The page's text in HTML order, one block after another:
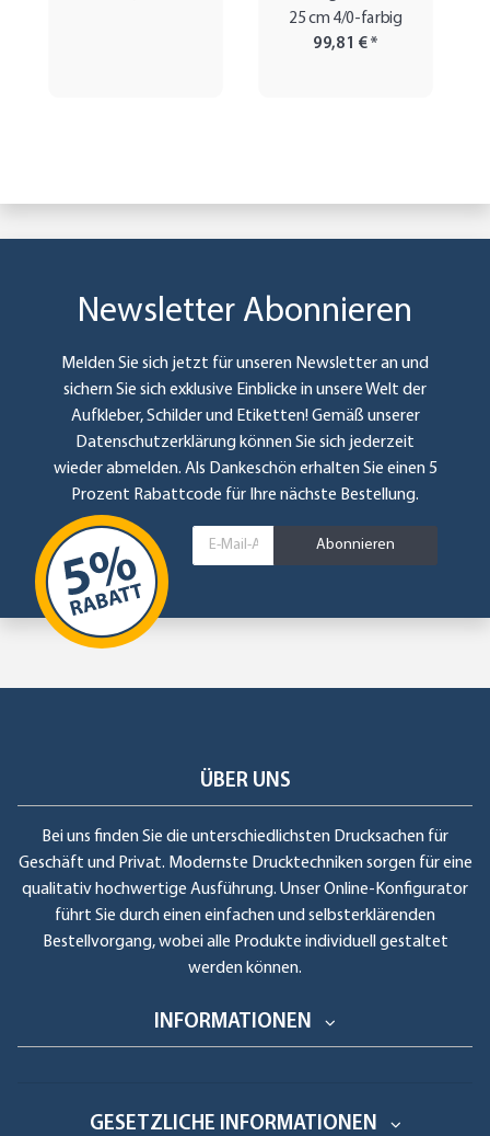
25 cm 4/0-farbig
99,81 €*
Newsletter Abonnieren
Melden Sie sich jetzt für unseren Newsletter an und
sichern Sie sich exklusive Einblicke in unsere Welt der
Aufkleber, Schilder und Etiketten! Gemäß unserer
Datenschutzerklärung können Sie sich jederzeit
wieder abmelden. Als Dankeschön erhalten Sie einen 5
Prozent Rabattcode für Ihre nächste Bestellung.
Abonnieren
ÜBER UNS
Bei uns finden Sie die unterschiedlichsten Drucksachen für
Geschäft und Privat. Modernste Drucktechniken sorgen für eine
qualitativ hochwertige Ausführung. Unser Online-Konfigurator
führt Sie durch einen einfachen und selbsterklärenden
Bestellvorgang, wobei alle Produkte individuell gestaltet
werden können.
INFORMATIONEN
GESETZLICHE INFORMATIONEN